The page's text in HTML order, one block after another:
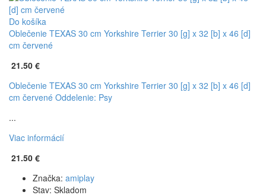
Do košíka
Oblečenie TEXAS 30 cm Yorkshire Terrier 30 [g] x 32 [b] x 46 [d]
cm červené
21.50 €
Oblečenie TEXAS 30 cm Yorkshire Terrier 30 [g] x 32 [b] x 46 [d]
cm červené Oddelenie: Psy
...
Viac informácií
21.50 €
Značka: amiplay
Stav: Skladom